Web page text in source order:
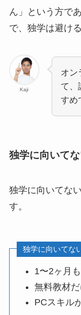
ん」という方で
で、独学は避け
Kaji
オン
て、
すめ
独学に向いて
独学に向いてな
す。
独学に向いてな
1〜2ヶ月
無料教材
PCスキル